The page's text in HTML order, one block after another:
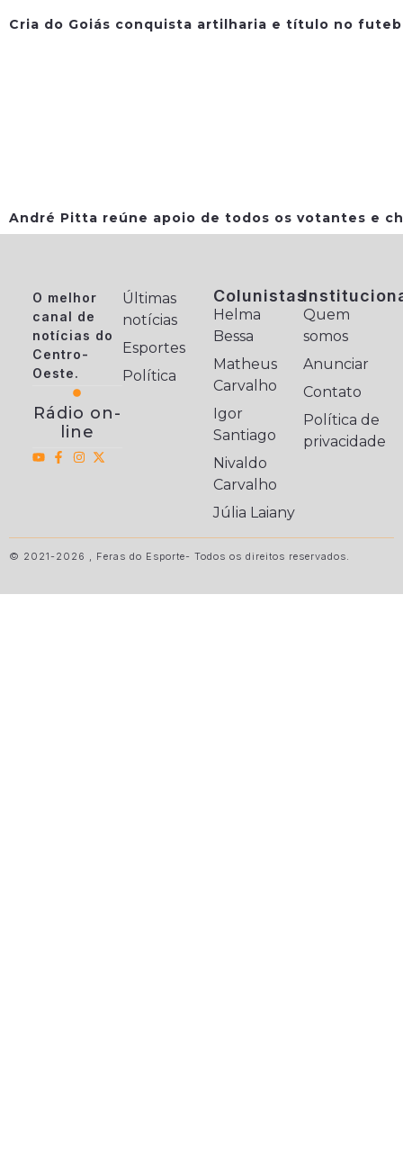
Cria do Goiás conquista artilharia e título no
André Pitta reúne apoio de todos os votantes e
O melhor
canal de
notícias do
Centro-
Oeste.
Rádio on-
line
Últimas
notícias
Esportes
Política
Colunistas
Helma
Bessa
Matheus
Carvalho
Igor
Santiago
Nivaldo
Carvalho
Júlia Laiany
Quem
somos
Anunciar
Contato
Política de
privacidade
© 2021-2026 , Feras do Esporte- Todos os direitos reservados.